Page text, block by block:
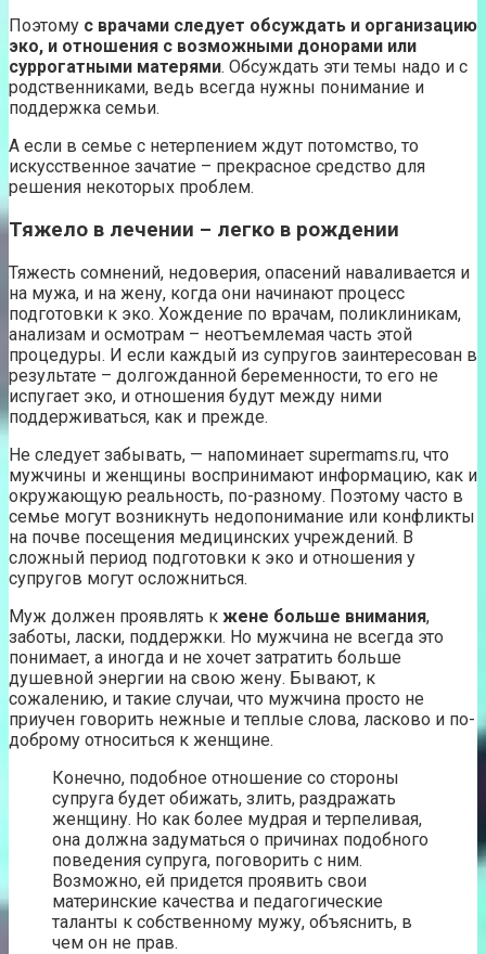
Поэтому с врачами следует обсуждать и организацию
эко, и отношения с возможными донорами или
суррогатными матерями. Обсуждать эти темы надо и с
родственниками, ведь всегда нужны понимание и
поддержка семьи.
А если в семье с нетерпением ждут потомство, то
искусственное зачатие – прекрасное средство для
решения некоторых проблем.
Тяжело в лечении – легко в рождении
Тяжесть сомнений, недоверия, опасений наваливается и
на мужа, и на жену, когда они начинают процесс
подготовки к эко. Хождение по врачам, поликлиникам,
анализам и осмотрам – неотъемлемая часть этой
процедуры. И если каждый из супругов заинтересован в
результате – долгожданной беременности, то его не
испугает эко, и отношения будут между ними
поддерживаться, как и прежде.
Не следует забывать, — напоминает supermams.ru, что
мужчины и женщины воспринимают информацию, как и
окружающую реальность, по-разному. Поэтому часто в
семье могут возникнуть недопонимание или конфликты
на почве посещения медицинских учреждений. В
сложный период подготовки к эко и отношения у
супругов могут осложниться.
Муж должен проявлять к жене больше внимания,
заботы, ласки, поддержки. Но мужчина не всегда это
понимает, а иногда и не хочет затратить больше
душевной энергии на свою жену. Бывают, к
сожалению, и такие случаи, что мужчина просто не
приучен говорить нежные и теплые слова, ласково и по-
доброму относиться к женщине.
Конечно, подобное отношение со стороны
супруга будет обижать, злить, раздражать
женщину. Но как более мудрая и терпеливая,
она должна задуматься о причинах подобного
поведения супруга, поговорить с ним.
Возможно, ей придется проявить свои
материнские качества и педагогические
таланты к собственному мужу, объяснить, в
чем он не прав.